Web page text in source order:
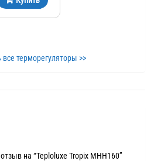
терморегуляторы >>
на “Teploluxe Tropix МНН160”